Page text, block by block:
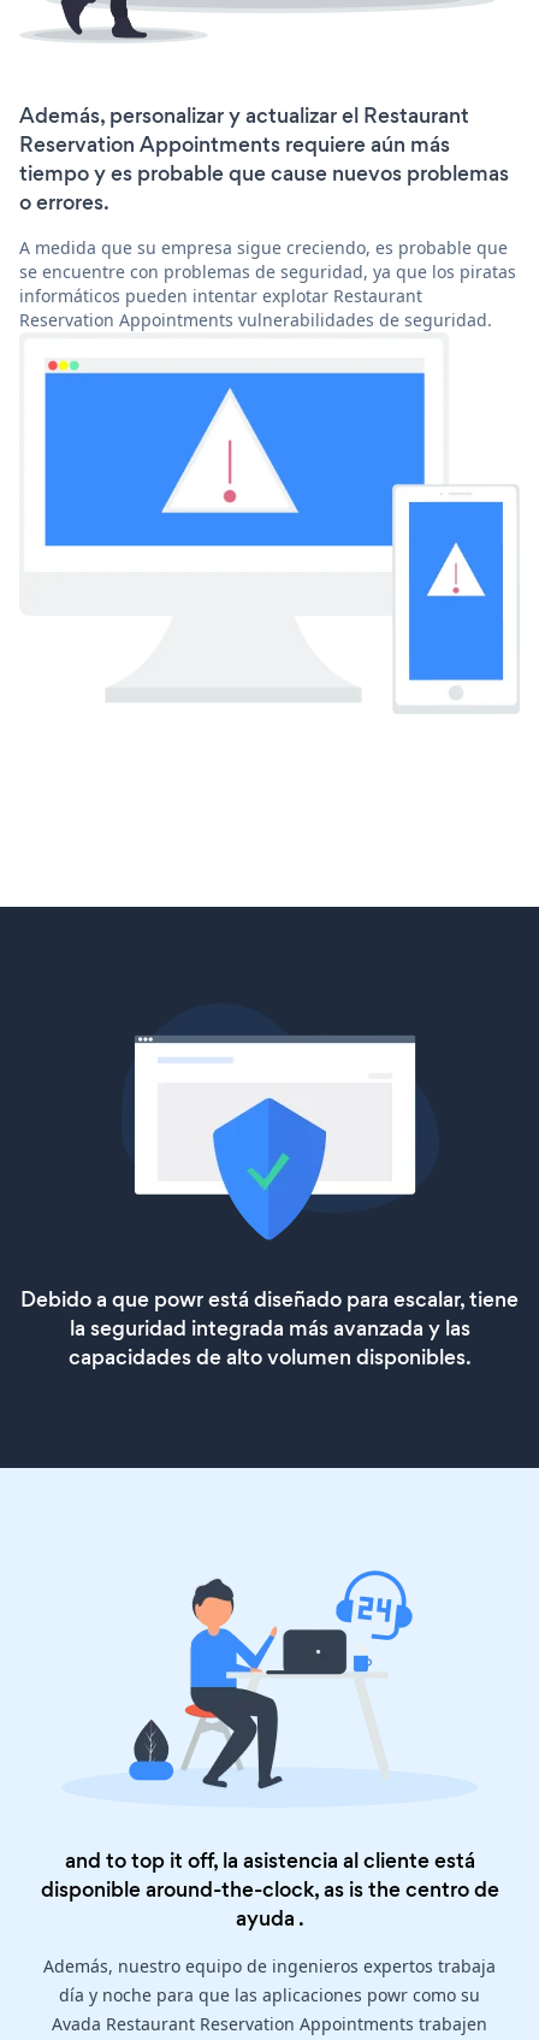
Además, personalizar y actualizar el Restaurant
Reservation Appointments requiere aún más
tiempo y es probable que cause nuevos problemas
o errores.
A medida que su empresa sigue creciendo, es probable que
se encuentre con problemas de seguridad, ya que los piratas
informáticos pueden intentar explotar Restaurant
Reservation Appointments vulnerabilidades de seguridad.
Debido a que powr está diseñado para escalar, tiene
la seguridad integrada más avanzada y las
capacidades de alto volumen disponibles.
and to top it off, la asistencia al cliente está
disponible around-the-clock, as is thecentro de
ayuda .
Además, nuestro equipo de ingenieros expertos trabaja
día y noche para que las aplicaciones powr como su
Avada Restaurant Reservation Appointments trabajen